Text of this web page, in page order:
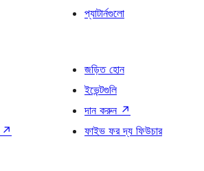
প্যাটার্নগুলো
↗
জড়িত হোন
ইভেন্টগুলি
দান করুন ↗
ফাইভ ফর দ্য ফিউচার